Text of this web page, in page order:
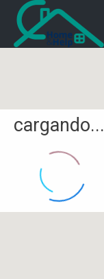
cargando...